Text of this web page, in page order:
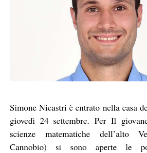
Simone Nicastri è entrato nella casa
giovedì 24 settembre. Per Il
scienze matematiche dell’alto
Cannobio) si sono aperte le